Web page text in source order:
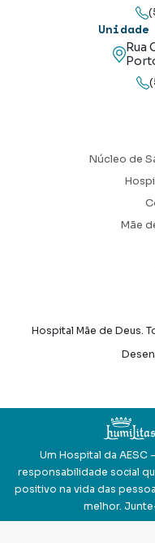
Rua
Núcleo de
Mãe
Hospital Mãe de Deus.
Um Hospital da AESC
responsabilidade social
positivo na vida das
melhor.